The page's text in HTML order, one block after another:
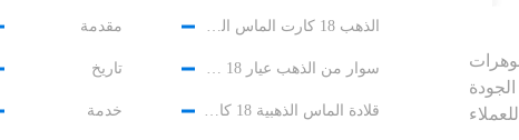
الجودة
الذهب 18 كارت الماس المجوهرات
سوار من الذهب عيار 18 قيراط مرصع بالألماس
قلادة الماس الذهبية 18 كارت
مقدمة
تاريخ
خدمة